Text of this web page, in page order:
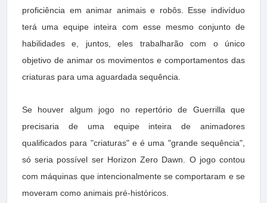
proficiência em animar animais e robôs. Esse indivíduo
terá uma equipe inteira com esse mesmo conjunto de
habilidades e, juntos, eles trabalharão com o único
objetivo de animar os movimentos e comportamentos das
criaturas para uma aguardada sequência.
Se houver algum jogo no repertório de Guerrilla que
precisaria de uma equipe inteira de animadores
qualificados para "criaturas" e é uma "grande sequência",
só seria possível ser Horizon Zero Dawn. O jogo contou
com máquinas que intencionalmente se comportaram e se
moveram como animais pré-históricos.